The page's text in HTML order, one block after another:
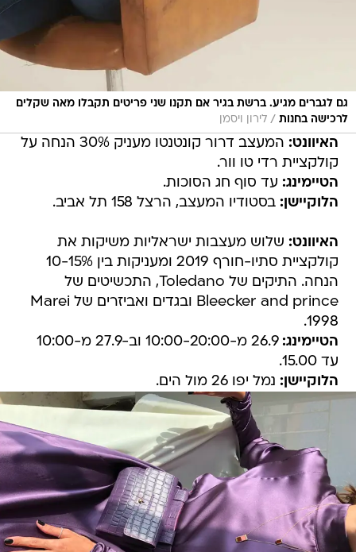
גם לגברים מגיע. ברשת בגיר אם תקנו שני פריטים תקבלו מאה שקלים
לרכישה בחנות / לירון ויסמן
האיוונט:
המעצב דרור קונטנטו מעניק 30% הנחה על
קולקציית רדי טו וור.
הטיימינג: עד סוף חג הסוכות.
הלוקיישן: בסטודיו המעצב, הרצל 158 תל אביב.
האיוונט: שלוש מעצבות ישראליות משיקות את
קולקציית סתיו-חורף 2019 ומעניקות בין 10-15%
הנחה. התיקים של Toledano, התכשיטים של
Bleecker and prince ובגדים ואביזרים של Marei
1998.
הטיימינג:
26.9 מ-10:00-20:00 וב-27.9 מ-10:00
עד 15.00.
הלוקיישן: נמל יפו 26 מול הים.